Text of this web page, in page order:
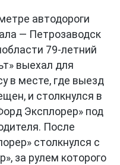
автодороги
— Петрозаводск
79-летний
выехал для
в месте, где выезд
и столкнулся в
Эксплорер» под
После
столкнулся с
за рулем которого